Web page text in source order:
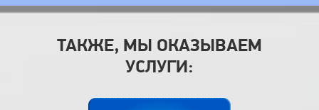
ТАКЖЕ, МЫ ОКАЗЫВАЕМ
УСЛУГИ: